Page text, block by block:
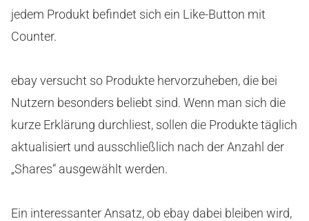
jedem Produkt befindet sich ein Like-Button mit
Counter.
ebay versucht so Produkte hervorzuheben, die bei
Nutzern besonders beliebt sind. Wenn man sich die
kurze Erklärung durchliest, sollen die Produkte täglich
aktualisiert und ausschließlich nach der Anzahl der
„Shares“ ausgewählt werden.
Ein interessanter Ansatz, ob ebay dabei bleiben wird,